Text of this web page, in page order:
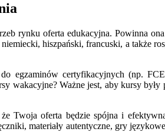
rynku oferta edukacyjna. Powinna
hiszpański, francuski, a także
egzaminów certyfikacyjnych (np.
wakacyjne? Ważne jest, aby kursy
Twoja oferta będzie spójna i
materiały autentyczne, gry